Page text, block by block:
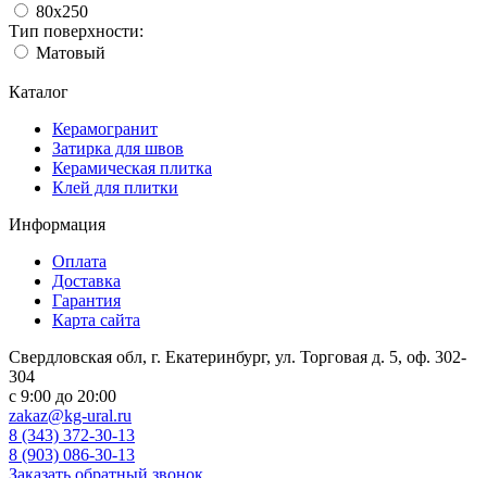
80х250
Тип поверхности:
Матовый
Каталог
Керамогранит
Затирка для швов
Керамическая плитка
Клей для плитки
Информация
Оплата
Доставка
Гарантия
Карта сайта
Свердловская обл, г. Екатеринбург, ул. Торговая д. 5, оф. 302-
304
c 9:00 до 20:00
zakaz@kg-ural.ru
8 (343) 372-30-13
8 (903) 086-30-13
Заказать обратный звонок